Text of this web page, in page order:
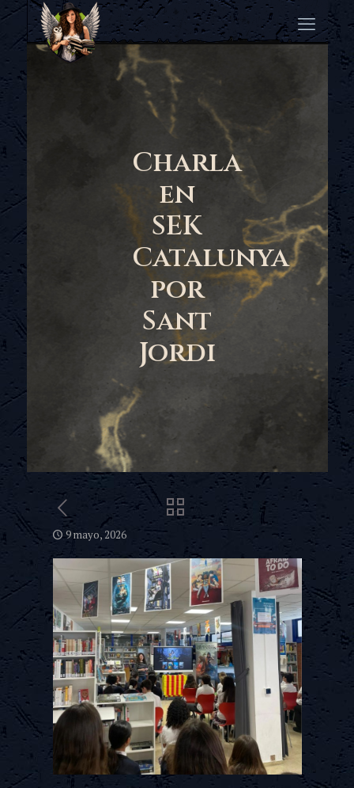
Charla
en
SEK
Catalunya
por
Sant
Jordi
9 mayo, 2026